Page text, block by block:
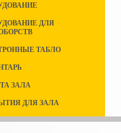
ДЛЯ
ТАБЛО
ЗАЛА
ДЛЯ ЗАЛА